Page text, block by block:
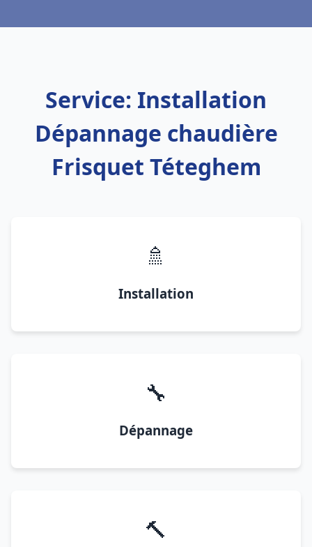
Service: Installation
Dépannage chaudière
Frisquet Téteghem
🚿
Installation
🔧
Dépannage
🔨